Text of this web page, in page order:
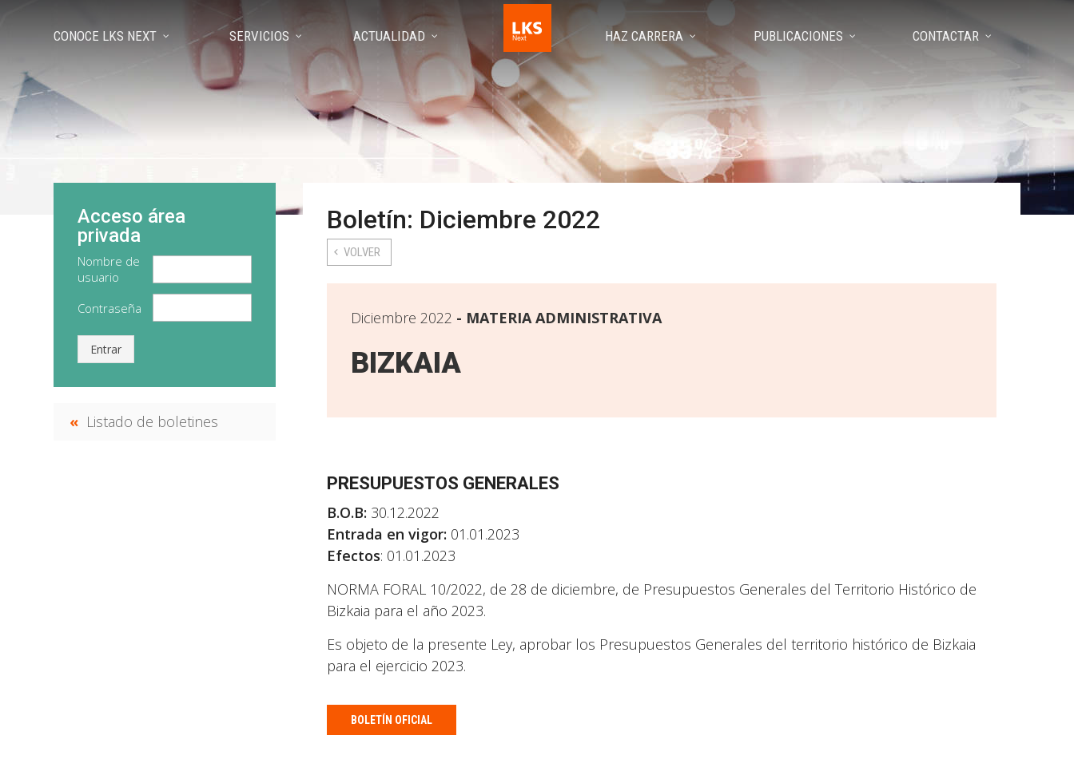
CONOCE LKS NEXT SERVICIOS ACTUALIDAD HAZ CARRERA PUBLICACIONES CONTACTAR
Boletín: Diciembre 2022
VOLVER
Diciembre 2022 MATERIA ADMINISTRATIVA
BIZKAIA
PRESUPUESTOS GENERALES
B.O.B: 30.12.2022
Entrada en vigor: 01.01.2023
Efectos: 01.01.2023
NORMA FORAL 10/2022, de 28 de diciembre, de Presupuestos Generales del Territorio Histórico de
Bizkaia para el año 2023.
Es objeto de la presente Ley, aprobar los Presupuestos Generales del territorio histórico de Bizkaia
para el ejercicio 2023.
BOLETÍN OFICIAL
Acceso área
privada
Nombre de
usuario
Contraseña
Entrar
Listado de boletines